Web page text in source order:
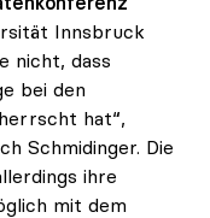
Innsbruck
nicht, dass
bei den
hat“,
Schmidinger. Die
ihre
mit dem